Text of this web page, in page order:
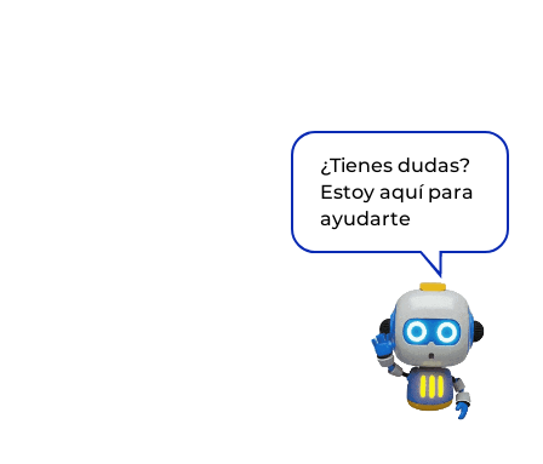
¿Tienes dudas?
Estoy aquí para
ayudarte